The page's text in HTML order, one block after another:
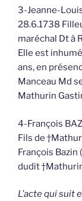
3-Jeanne-
28.6.1738
maréchal Dt à
Elle est
ans, en
Manceau Md
Mathurin
4-François
Fils de
François Bazin
dudit
L’acte qui suit